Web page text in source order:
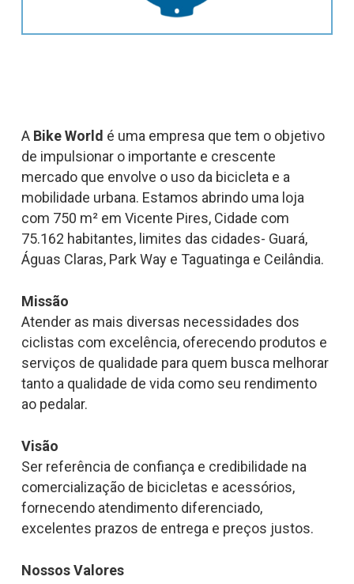
A Bike World é uma empresa que tem o objetivo
de impulsionar o importante e crescente
mercado que envolve o uso da bicicleta e a
mobilidade urbana. Estamos abrindo uma loja
com 750 m² em Vicente Pires, Cidade com
75.162 habitantes, limites das cidades- Guará,
Águas Claras, Park Way e Taguatinga e Ceilândia.
Missão
Atender as mais diversas necessidades dos
ciclistas com excelência, oferecendo produtos e
serviços de qualidade para quem busca melhorar
tanto a qualidade de vida como seu rendimento
ao pedalar.
Visão
Ser referência de confiança e credibilidade na
comercialização de bicicletas e acessórios,
fornecendo atendimento diferenciado,
excelentes prazos de entrega e preços justos.
Nossos Valores